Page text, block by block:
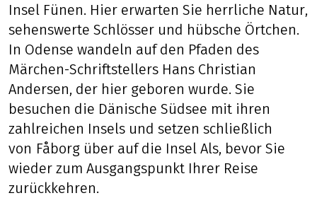
Insel Fünen. Hier erwarten Sie herrliche Natur,
sehenswerte Schlösser und hübsche Örtchen.
In Odense wandeln auf den Pfaden des
Märchen-Schriftstellers Hans Christian
Andersen, der hier geboren wurde. Sie
besuchen die Dänische Südsee mit ihren
zahlreichen Insels und setzen schließlich
von Fåborg über auf die Insel Als, bevor Sie
wieder zum Ausgangspunkt Ihrer Reise
zurückkehren.